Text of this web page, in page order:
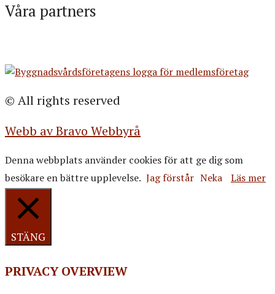
Våra partners
© All rights reserved
Webb av Bravo Webbyrå
Denna webbplats använder cookies för att ge dig som
besökare en bättre upplevelse. Jag förstår Neka Läs mer
STÄNG
PRIVACY OVERVIEW